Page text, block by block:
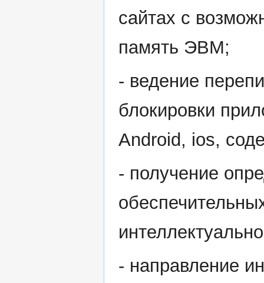
сайтах с
память ЭВМ;
- ведение
блокировки
Android, ios,
- получение
- направление